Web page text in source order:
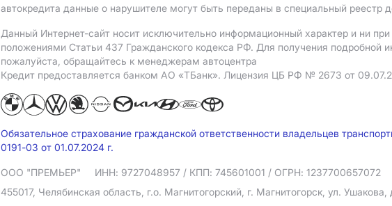
автокредита данные о нарушителе могут быть переданы в специальный реестр
Данный Интернет-сайт носит исключительно информационный характер и ни
положениями Статьи 437 Гражданского кодекса РФ. Для получения подробной
пожалуйста, обращайтесь к менеджерам автоцентра
Кредит предоставляется банком АO «ТБанк». Лицензия ЦБ РФ № 2673 от
Обязательное страхование гражданской ответственности владельцев
0191-03 от 01.07.2024 г.
ООО "ПРЕМЬЕР" ИНН: 9727048957 / КПП: 745601001 / ОГРН: 1237700657072
455017, Челябинская область, г.о. Магнитогорский, г. Магнитогорск, ул. Ушакова,